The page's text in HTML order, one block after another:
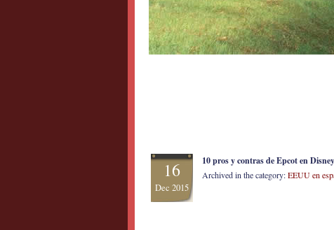
16
Dec 2015
10 pros y contras de Epcot en
Archived in the category:EEUU en